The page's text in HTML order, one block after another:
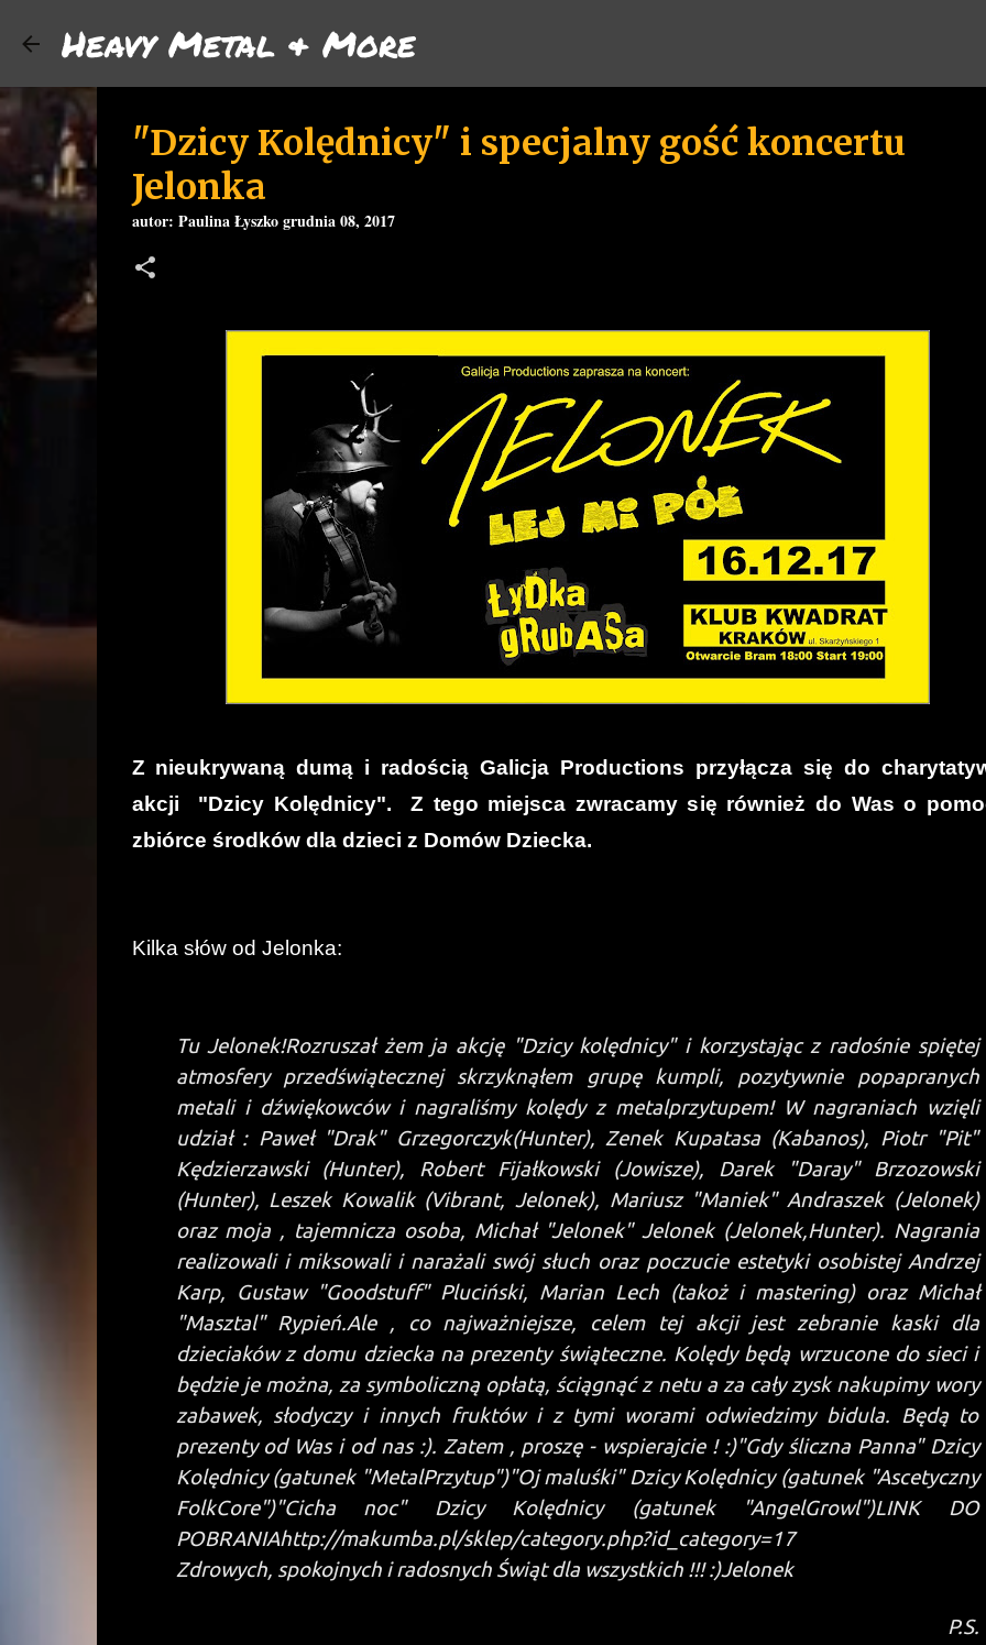
Heavy Metal & More
"Dzicy Kolędnicy" i specjalny gość koncertu
Jelonka
autor: Paulina Łyszko grudnia 08, 2017
Z nieukrywaną dumą i radością Galicja Productions przyłącza się do
akcji "Dzicy Kolędnicy". Z tego miejsca zwracamy się również do Was o
zbiórce środków dla dzieci z Domów Dziecka.
Kilka słów od Jelonka:
Tu Jelonek!Rozruszał żem ja akcję "Dzicy kolędnicy" i korzystając z radośnie spiętej
atmosfery przedświątecznej skrzyknąłem grupę kumpli, pozytywnie popapranych
metali i dźwiękowców i nagraliśmy kolędy z metalprzytupem! W nagraniach wzięli
udział : Paweł "Drak" Grzegorczyk(Hunter), Zenek Kupatasa (Kabanos), Piotr "Pit"
Kędzierzawski (Hunter), Robert Fijałkowski (Jowisze), Darek "Daray" Brzozowski
(Hunter), Leszek Kowalik (Vibrant, Jelonek), Mariusz "Maniek" Andraszek (Jelonek)
oraz moja , tajemnicza osoba, Michał "Jelonek" Jelonek (Jelonek,Hunter). Nagrania
realizowali i miksowali i narażali swój słuch oraz poczucie estetyki osobistej Andrzej
Karp, Gustaw "Goodstuff" Pluciński, Marian Lech (takoż i mastering) oraz Michał
"Masztal" Rypień.Ale , co najważniejsze, celem tej akcji jest zebranie kaski dla
dzieciaków z domu dziecka na prezenty świąteczne. Kolędy będą wrzucone do sieci i
będzie je można, za symboliczną opłatą, ściągnąć z netu a za cały zysk nakupimy wory
zabawek, słodyczy i innych fruktów i z tymi worami odwiedzimy bidula. Będą to
prezenty od Was i od nas :). Zatem , proszę - wspierajcie ! :)"Gdy śliczna Panna" Dzicy
Kolędnicy (gatunek "MetalPrzytup")"Oj maluśki" Dzicy Kolędnicy (gatunek "Ascetyczny
FolkCore")"Cicha noc" Dzicy Kolędnicy (gatunek "AngelGrowl")LINK DO
POBRANIAhttp://makumba.pl/sklep/category.php?id_category=17
Zdrowych, spokojnych i radosnych Świąt dla wszystkich !!! :)Jelonek
P.S.